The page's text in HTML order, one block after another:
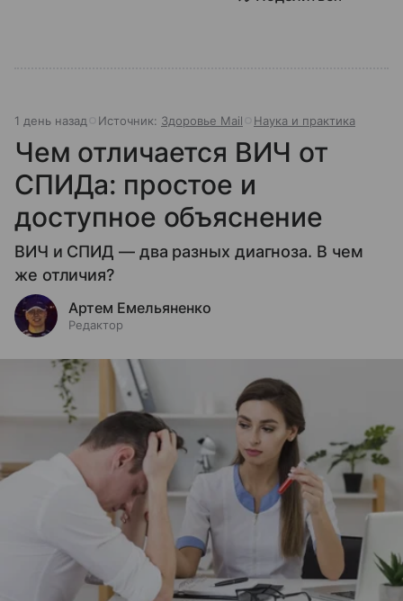
1 день назад Источник: Здоровье Mail Наука и практика
Чем отличается ВИЧ от
СПИДа: простое и
доступное объяснение
ВИЧ и СПИД — два разных диагноза. В чем
же отличия?
Артем Емельяненко
Редактор